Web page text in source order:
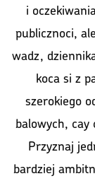
i
publicznoci,
wadz,
koca si z
szerokiego
balowych,
Przyznaj
bardziej